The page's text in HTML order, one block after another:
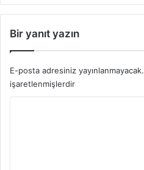
Bir yanıt yazın
E-posta adresiniz yayınlanmayacak.
işaretlenmişlerdir